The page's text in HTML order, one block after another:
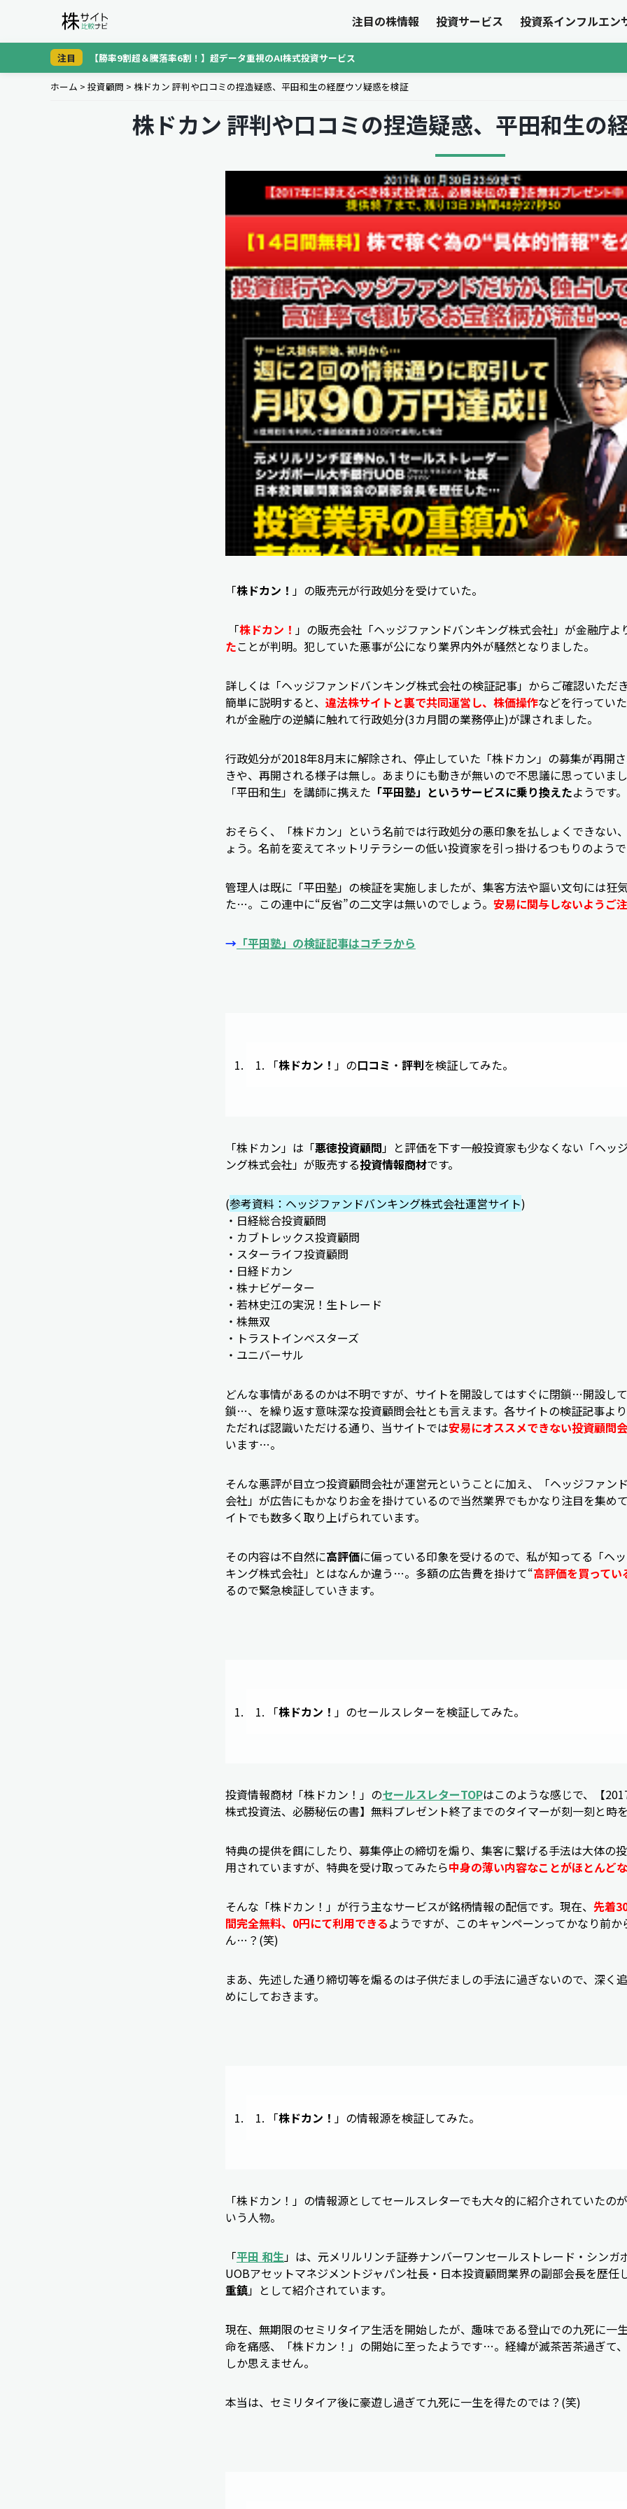
注目の株情報 投資サービス 投資系インフルエン
注目 【勝率9割超＆騰落率6割！】超データ重視のAI株式投資サービス
ホーム > 投資顧問 > 株ドカン 評判や口コミの捏造疑惑、平田和生の経歴ウソ疑惑を検証
株ドカン 評判や口コミの捏造疑惑、平田和生の
「株ドカン！ 」の販売元が行政処分を受けていた。
「株ドカン！ 」の販売会社「ヘッジファンドバンキング株式会社」が金融庁よ
たことが判明。犯していた悪事が公になり業界内外が騒然となりました。
詳しくは「ヘッジファンドバンキング株式会社の検証記事」からご確認いただ
簡単に説明すると、 違法株サイトと裏で共同運営し、株価操作などを行ってい
れが金融庁の逆鱗に触れて行政処分(3カ月間の業務停止)が課されました。
行政処分が2018年8月末に解除され、停止していた「株ドカン」の募集が再開
きや、再開される様子は無し。あまりにも動きが無いので不思議に思っていま
「平田和生」を講師に携えた 「平田塾」というサービスに乗り換えたようです。
おそらく、「株ドカン」という名前では行政処分の悪印象を払しょくできない
ょう。名前を変えてネットリテラシーの低い投資家を引っ掛けるつもりのようで
管理人は既に「平田塾」の検証を実施しましたが、集客方法や謳い文句には狂
た…。この連中に“反省”の二文字は無いのでしょう。 安易に関与しないようご
→ 「平田塾」の検証記事はコチラから
「株ドカン！ 」の口コミ ・ 評判を検証してみた。
「株ドカン」は「悪徳投資顧問 」と評価を下す一般投資家も少なくない「ヘッ
ング株式会社」が販売する投資情報商材です。
(参考資料：ヘッジファンドバンキング株式会社運営サイト)
・日経総合投資顧問
・カブトレックス投資顧問
・スターライフ投資顧問
・日経ドカン
・株ナビゲーター
・若林史江の実況！生トレード
・株無双
・トラストインベスターズ
・ユニバーサル
どんな事情があるのかは不明ですが、サイトを開設してはすぐに閉鎖…開設し
鎖…、を繰り返す意味深な投資顧問会社とも言えます。各サイトの検証記事より
ただれば認識いただける通り、当サイトでは安易にオススメできない投資顧問
います…。
そんな悪評が目立つ投資顧問会社が運営元ということに加え、「ヘッジファン
会社」が広告にもかなりお金を掛けているので当然業界でもかなり注目を集め
イトでも数多く取り上げられています。
その内容は不自然に高評価に偏っている印象を受けるので、私が知ってる「ヘ
キング株式会社」とはなんか違う…。多額の広告費を掛けて“高評価を買ってい
るので緊急検証していきます。
「株ドカン！ 」のセールスレターを検証してみた。
投資情報商材「株ドカン！」のセールスレターTOPはこのような感じで、【
株式投資法、必勝秘伝の書】無料プレゼント終了までのタイマーが刻一刻と時を
特典の提供を餌にしたり、募集停止の締切を煽り、集客に繋げる手法は大体の
用されていますが、特典を受け取ってみたら中身の薄い内容なことがほとんど
そんな「株ドカン！」が行う主なサービスが銘柄情報の配信です。現在、 先着
間完全無料、0円にて利用できるようですが、このキャンペーンってかなり前
ん…？(笑)
まあ、先述した通り締切等を煽るのは子供だましの手法に過ぎないので、深く
めにしておきます。
「株ドカン！ 」の情報源を検証してみた。
「株ドカン！」の情報源としてセールスレターでも大々的に紹介されていたの
いう人物。
「平田 和生 」は、元メリルリンチ証券ナンバーワンセールストレード・シンガ
UOBアセットマネジメントジャパン社長・日本投資顧問業界の副部会長を歴任
重鎮」として紹介されています。
現在、無期限のセミリタイア生活を開始したが、趣味である登山での九死に一
命を痛感、「株ドカン！」の開始に至ったようです…。経緯が滅茶苦茶過ぎて、
しか思えません。
本当は、セミリタイア後に豪遊し過ぎて九死に一生を得たのでは？(笑)